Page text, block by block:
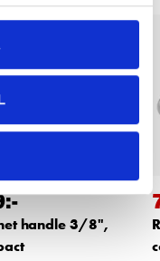
:-
handle 3/8",